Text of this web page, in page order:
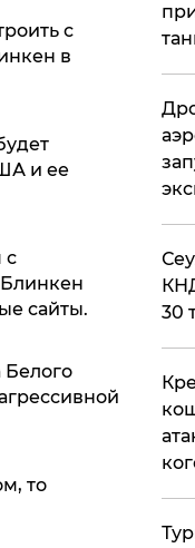
с
в
и ее
с
сайты.
Белого
то
30